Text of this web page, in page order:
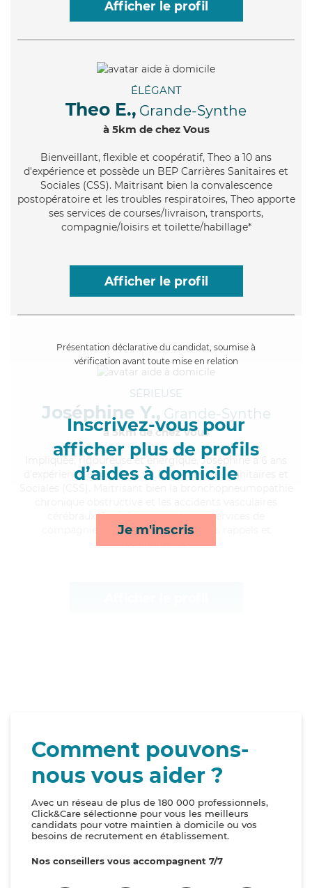
Afficher le profil
ÉLÉGANT
Theo E., Grande-Synthe
à 5km de chez Vous
Bienveillant, flexible et coopératif, Theo a 10 ans
d'expérience et possède un BEP Carrières Sanitaires et
Sociales (CSS). Maitrisant bien la convalescence
postopératoire et les troubles respiratoires, Theo apporte
ses services de courses/livraison, transports,
compagnie/loisirs et toilette/habillage*
Afficher le profil
Présentation déclarative du candidat, soumise à
vérification avant toute mise en relation
Inscrivez-vous pour
afficher plus de profils
d’aides à domicile
Je m'inscris
SÉRIEUSE
Joséphine Y., Grande-Synthe
à 5km de chez Vous
, rigoureuse et énergique, Joséphine a 6 ans
d'expérience et possède un BEP Carrières Sanitaires et
cérébraux, Joséphine apporte ses services de
compagnie/loisirs, toilette/habillage, rappels et
lever/coucher*
Comment pouvons-
nous vous aider ?
Avec un réseau de plus de 180 000 professionnels,
Click&Care sélectionne pour vous les meilleurs
candidats pour votre maintien à domicile ou vos
besoins de recrutement en établissement.
Nos conseillers vous accompagnent 7/7